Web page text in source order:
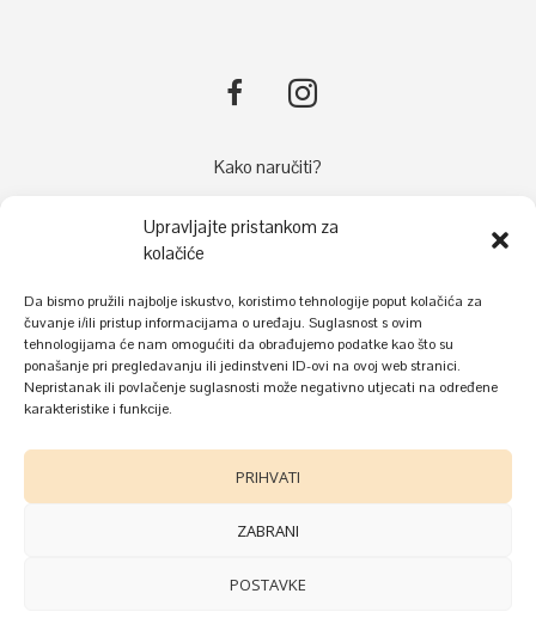
Upravljajte pristankom za
kolačiće
Da bismo pružili najbolje iskustvo, koristimo tehnologije poput kolačića za
čuvanje i/ili pristup informacijama o uređaju. Suglasnost s ovim
tehnologijama će nam omogućiti da obrađujemo podatke kao što su
ponašanje pri pregledavanju ili jedinstveni ID-ovi na ovoj web stranici.
Nepristanak ili povlačenje suglasnosti može negativno utjecati na određene
karakteristike i funkcije.
PRIHVATI
ZABRANI
POSTAVKE
Kako naručiti?
Dostava
Kolačići
Uvjeti korištenja i zaštite privatnosti
Donnel2022.